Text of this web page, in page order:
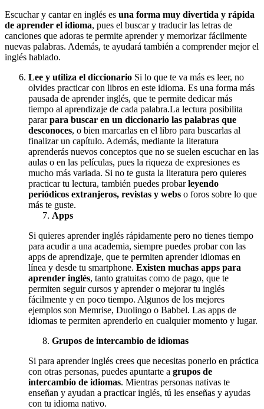
Escuchar y cantar en inglés es una forma muy divertida y rápida
de aprender el idioma, pues el buscar y traducir las letras de
canciones que adoras te permite aprender y memorizar fácilmente
nuevas palabras. Además, te ayudará también a comprender mejor el
inglés hablado.
Lee y utiliza el diccionario Si lo que te va más es leer, no
olvides practicar con libros en este idioma. Es una forma más
pausada de aprender inglés, que te permite dedicar más
tiempo al aprendizaje de cada palabra.La lectura posibilita
pararpara buscar en un diccionario las palabras que
desconoces, o bien marcarlas en el libro para buscarlas al
finalizar un capítulo. Además, mediante la literatura
aprenderás nuevos conceptos que no se suelen escuchar en las
aulas o en las películas, pues la riqueza de expresiones es
mucho más variada. Si no te gusta la literatura pero quieres
practicar tu lectura, también puedes probarleyendo
periódicos extranjeros, revistas y webs o foros sobre lo que
más te guste.
Apps
Si quieres aprender inglés rápidamente pero no tienes tiempo
para acudir a una academia, siempre puedes probar con las
apps de aprendizaje, que te permiten aprender idiomas en
línea y desde tu smartphone. Existen muchas apps para
aprender inglés, tanto gratuitas como de pago, que te
permiten seguir cursos y aprender o mejorar tu inglés
fácilmente y en poco tiempo. Algunos de los mejores
ejemplos son Memrise, Duolingo o Babbel. Las apps de
idiomas te permiten aprenderlo en cualquier momento y lugar.
Grupos de intercambio de idiomas
Si para aprender inglés crees que necesitas ponerlo en práctica
con otras personas, puedes apuntarte a grupos de
intercambio de idiomas. Mientras personas nativas te
enseñan y ayudan a practicar inglés, tú les enseñas y ayudas
con tu idioma nativo.